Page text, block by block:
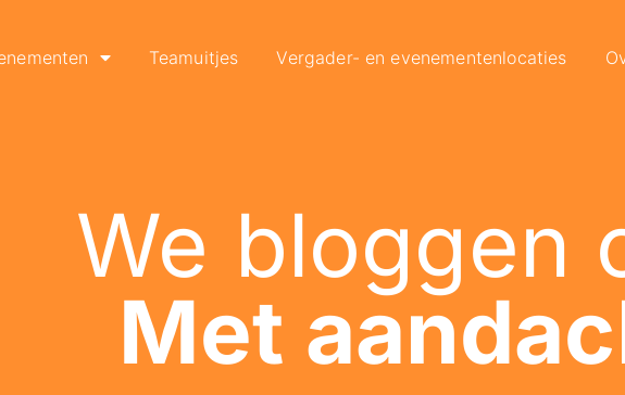
Teamuitjes Vergader- en evenementenlocaties
We bloggen
Met